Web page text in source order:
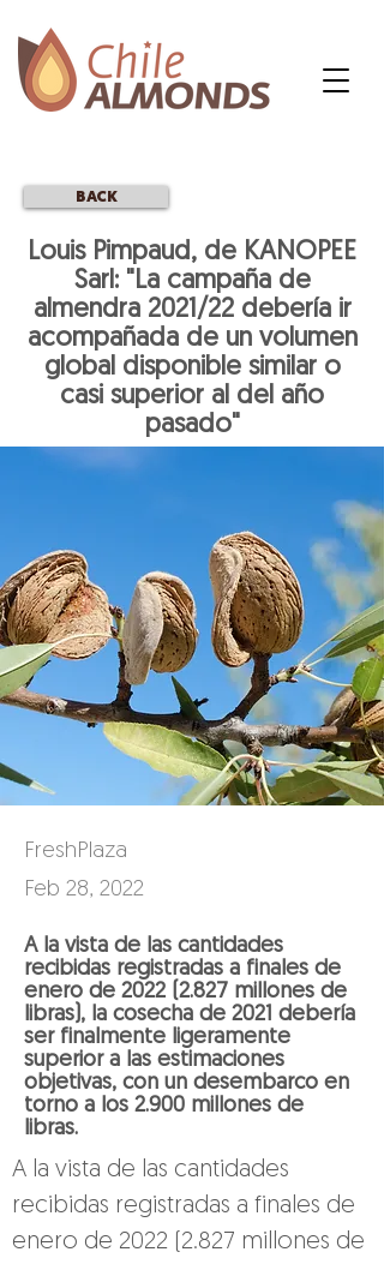
BACK
Louis Pimpaud, de KANOPEE
Sarl: "La campaña de
almendra 2021/22 debería ir
acompañada de un volumen
global disponible similar o
casi superior al del año
pasado"
FreshPlaza
Feb 28, 2022
A la vista de las cantidades
recibidas registradas a finales de
enero de 2022 (2.827 millones de
libras), la cosecha de 2021 debería
ser finalmente ligeramente
superior a las estimaciones
objetivas, con un desembarco en
torno a los 2.900 millones de
libras.
A la vista de las cantidades
recibidas registradas a finales de
enero de 2022 (2.827 millones de